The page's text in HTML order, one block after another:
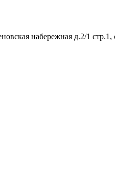
набережная д.2/1 стр.1,